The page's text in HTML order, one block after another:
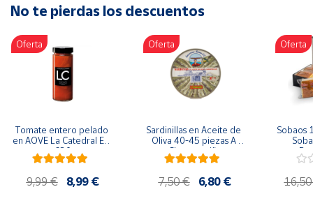
Artesanía
Oficina y
Papelería
Para Canarias,
Ceuta y Melilla
populares
Bono
Cultural
No te pierdas los descuentos
Oferta
Tomate entero pelado
en AOVE La Catedral ER-
630
9,99 € 8,99 €
Oferta
Sardinillas en Aceite de
Oliva 40-45 piezas A
Churrusquiña
7,50 € 6,80 €
Oferta
Sobaos